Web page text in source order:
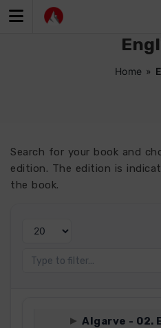
Inhalt
Home »
Search for your book and
edition. The edition is
the book.
Algarve - 02.